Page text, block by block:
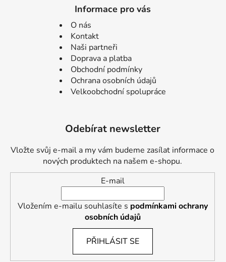
Informace pro vás
O nás
Kontakt
Naši partneři
Doprava a platba
Obchodní podmínky
Ochrana osobních údajů
Velkoobchodní spolupráce
Odebírat newsletter
Vložte svůj e-mail a my vám budeme zasílat informace o
nových produktech na našem e-shopu.
E-mail
Vložením e-mailu souhlasíte s podmínkami ochrany
osobních údajů
PŘIHLÁSIT SE